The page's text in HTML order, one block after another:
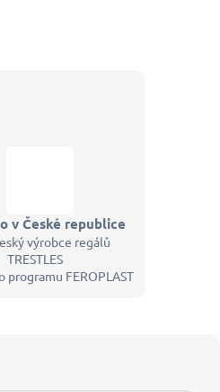
v České republice
výrobce regálů
TRESTLES
programu FEROPLAST